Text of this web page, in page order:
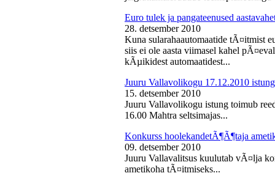
Euro tulek ja pangateenused
28. detsember 2010
Kuna sularahaautomaatide tÃ¤itmist
siis ei ole aasta viimasel kahel
kÃµikidest automaatidest...
Juuru Vallavolikogu 17.12.2010 istung
15. detsember 2010
Juuru Vallavolikogu istung toimub
16.00 Mahtra seltsimajas...
Konkurss hoolekandetÃ¶Ã¶taja
09. detsember 2010
Juuru Vallavalitsus kuulutab vÃ¤lja
ametikoha tÃ¤itmiseks...